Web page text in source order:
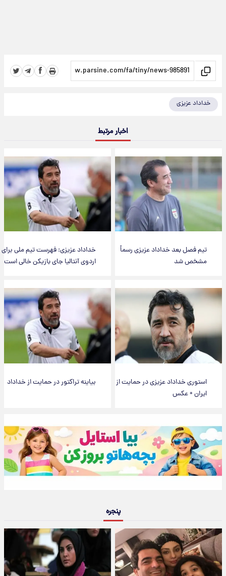
خداداد عزیزی
اخبار مرتبط
تیم فصل بعد خداداد عزیزی رسماً
مشخص شد
خداداد عزیزی: فهرست تیم ملی برای
اردوی آنتالیا جای بازیکن خالی است
استوری خداداد عزیزی در حمایت از
ایران + عکس
بیاینه تراکتور در حمایت از خداداد
پنجره